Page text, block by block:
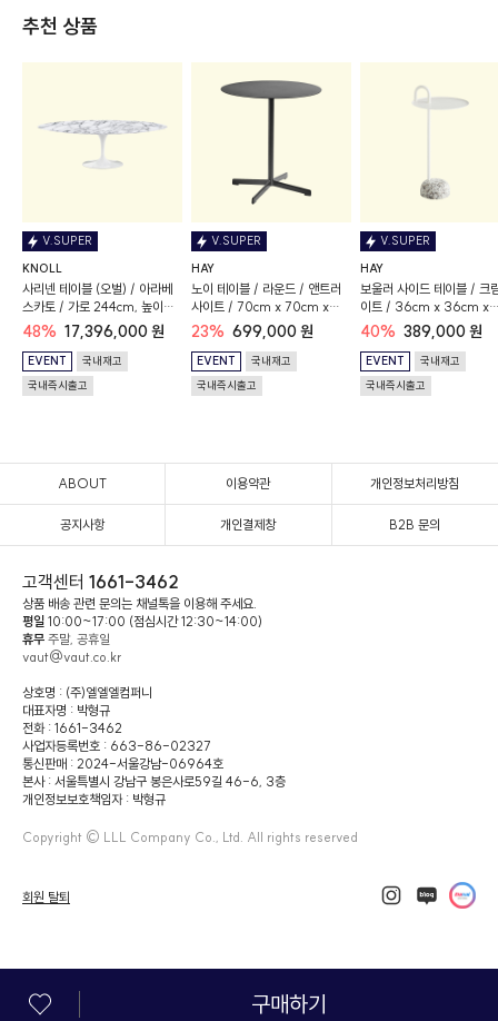
구매하기
추천 상품
V.SUPER
KNOLL
사리넨 테이블 (오벌) / 아라베
스카토 / 가로 244cm, 높이
74cm / 새틴 마감
48% 17,396,000 원
EVENT
국내재고
국내즉시출고
V.SUPER
HAY
노이 테이블 / 라운드 / 앤트러
사이트 / 70cm x 70cm x
74cm
23% 699,000 원
EVENT
국내재고
국내즉시출고
V.SUPER
HAY
보울러 사이드 테이블 / 크
이트 / 36cm x 36cm x
70.5cm
40% 389,000 원
EVENT
국내재고
국내즉시출고
ABOUT 이용약관 개인정보처리방침
공지사항 개인결제창 B2B 문의
고객센터 1661-3462
상품 배송 관련 문의는 채널톡을 이용해 주세요.
평일 10:00~17:00 (점심시간 12:30~14:00)
휴무 주말, 공휴일
vaut@vaut.co.kr
상호명 : (주)엘엘엘컴퍼니
대표자명 : 박형규
전화 : 1661-3462
사업자등록번호 : 663-86-02327
통신판매 : 2024-서울강남-06964호
본사 : 서울특별시 강남구 봉은사로59길 46-6, 3층
개인정보보호책임자 : 박형규
Copyright © LLL Company Co., Ltd. All rights reserved
회원 탈퇴